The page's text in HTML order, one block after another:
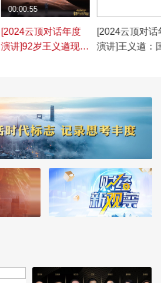
[2024云顶对话年度
演讲]92岁王义遒现场
00:00:55
[2024云顶对话
演讲]王义遒：